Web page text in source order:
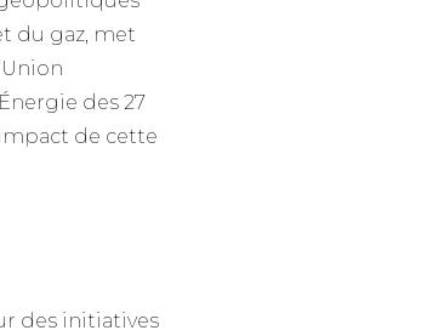
du gaz, met
des 27
de cette
des initiatives